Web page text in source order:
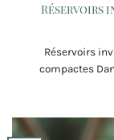
Réservoirs
Réservoirs
compactes